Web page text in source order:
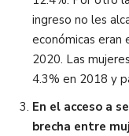
ingreso no les
económicas eran
2020. Las
4.3% en 2018 y
En el acceso a
brecha entre